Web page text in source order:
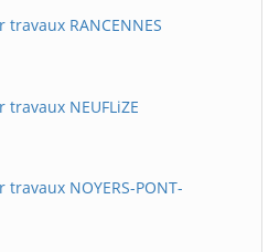
RANCENNES
NEUFLiZE
NOYERS-PONT-